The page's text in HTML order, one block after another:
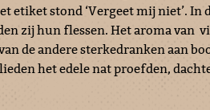
etiket stond ‘Vergeet mij niet’. In
zij hun flessen. Het aroma van
de andere sterkedranken aan
het edele nat proefden,